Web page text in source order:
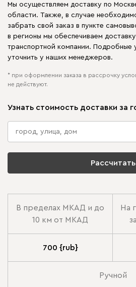
Мы осуществляем доставку по
области. Также, в случае
забрать свой заказ в пункте
в регионы мы обеспечиваем
транспортной компании. Подробные
уточнить у наших менеджеров.
* при оформлении заказа в рассрочку
не действуют.
Узнать стоимость доставки за
Рассчитать
В пределах МКАД и до
10 км от МКАД
На
700 {rub}
Ручной